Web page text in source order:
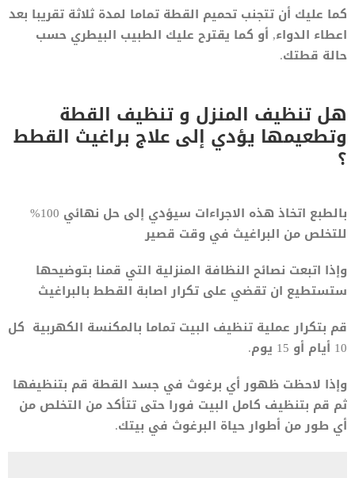
كما عليك أن تتجنب تحميم القطة تماما لمدة ثلاثة تقريبا بعد
اعطاء الدواء, أو كما يقترح عليك الطبيب البيطري حسب
حالة قطتك.
هل تنظيف المنزل و تنظيف القطة
وتطعيمها يؤدي إلى علاج براغيث القطط
؟
بالطبع اتخاذ هذه الاجراءات سيؤدي إلى حل نهائي 100%
للتخلص من البراغيث في وقت قصير
وإذا اتبعت نصائح النظافة المنزلية التي قمنا بتوضيحها
ستستطيع ان تقضي على تكرار اصابة القطط بالبراغيث
قم بتكرار عملية تنظيف البيت تماما بالمكنسة الكهربية كل
10 أيام أو 15 يوم.
وإذا لاحظت ظهور أي برغوث في جسد القطة قم بتنظيفها
ثم قم بتنظيف كامل البيت فورا حتى تتأكد من التخلص من
أي طور من أطوار حياة البرغوث في بيتك.